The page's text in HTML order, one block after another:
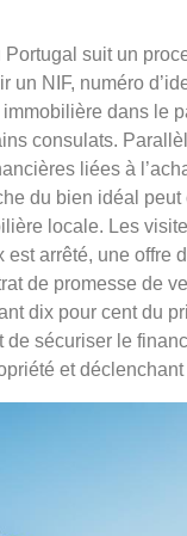
Portugal suit un
un NIF, numéro
dans le
consulats.
liées à
du bien idéal
locale. Les
arrêté, une offre
de promesse de
dix pour cent du
sécuriser le
et